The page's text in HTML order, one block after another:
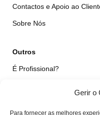
Gerir o
Para fornecer as melhores
Contactos e Apoio ao
Sobre Nós
Outros
É Profissional?